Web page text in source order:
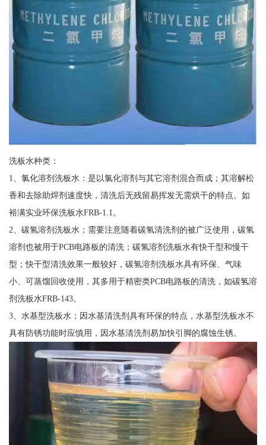
洗板水种类：
1、氯化溶剂洗板水：是以氯化溶剂与其它溶剂混合而成；其溶解松
香和去除助焊剂速度快，清洗后无残留易挥发无需烘干的特点。如
裕满实业环保洗板水FRB-1.1。
2、碳氢溶剂洗板水；需要注意随着碳氢清洗剂的被广泛使用，碳氢
溶剂也被用于PCB电路板的清洗；碳氢溶剂洗板水有快干型和慢干
型；快干型清洗效果一般较好，碳氢溶剂洗板水具有环保、气味
小、可蒸馏回收使用，其多用于精密类PCB电路板的清洗，如碳氢溶
剂洗板水FRB-143。
3、水基型洗板水；因水基清洗剂具有环保的特点，水基型洗板水不
具有防锈功能时应慎用，因水基清洗剂易加快引脚的腐蚀生锈。